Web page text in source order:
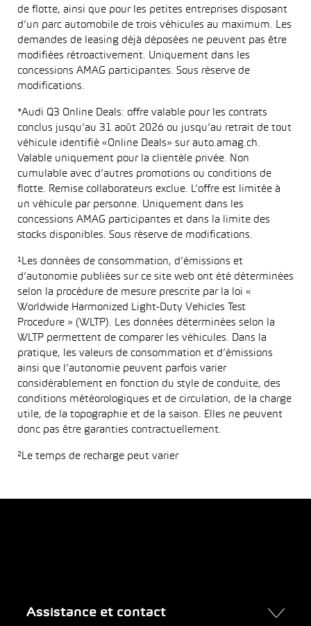
de flotte, ainsi que pour les petites entreprises disposant
d’un parc automobile de trois véhicules au maximum. Les
demandes de leasing déjà déposées ne peuvent pas être
modifiées rétroactivement. Uniquement dans les
concessions AMAG participantes. Sous réserve de
modifications.
*Audi Q3 Online Deals: offre valable pour les contrats
conclus jusqu’au 31 août 2026 ou jusqu’au retrait de tout
véhicule identifié «Online Deals» sur auto.amag.ch.
Valable uniquement pour la clientèle privée. Non
cumulable avec d’autres promotions ou conditions de
flotte. Remise collaborateurs exclue. L’offre est limitée à
un véhicule par personne. Uniquement dans les
concessions AMAG participantes et dans la limite des
stocks disponibles. Sous réserve de modifications.
¹Les données de consommation, d’émissions et
d’autonomie publiées sur ce site web ont été déterminées
selon la procédure de mesure prescrite par la loi «
Worldwide Harmonized Light-Duty Vehicles Test
Procedure » (WLTP). Les données déterminées selon la
WLTP permettent de comparer les véhicules. Dans la
pratique, les valeurs de consommation et d’émissions
ainsi que l’autonomie peuvent parfois varier
considérablement en fonction du style de conduite, des
conditions météorologiques et de circulation, de la charge
utile, de la topographie et de la saison. Elles ne peuvent
donc pas être garanties contractuellement.
²Le temps de recharge peut varier
Assistance et contact